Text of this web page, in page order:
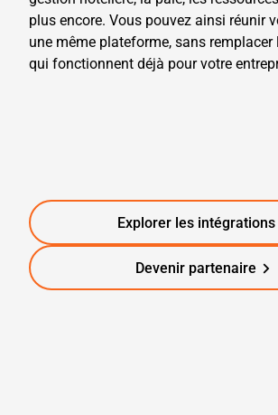
plus encore. Vous pouvez ainsi réunir
une même plateforme, sans
qui fonctionnent déjà pour votre
Explorer les intégrations
Devenir partenaire